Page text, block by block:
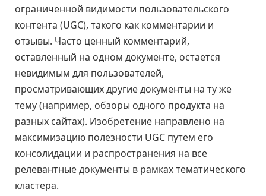
ограниченной видимости пользовательского
контента (UGC), такого как комментарии и
отзывы. Часто ценный комментарий,
оставленный на одном документе, остается
невидимым для пользователей,
просматривающих другие документы на ту же
тему (например, обзоры одного продукта на
разных сайтах). Изобретение направлено на
максимизацию полезности UGC путем его
консолидации и распространения на все
релевантные документы в рамках тематического
кластера.